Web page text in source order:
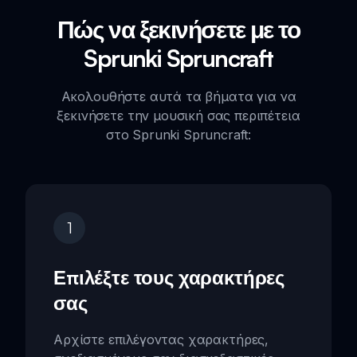
Πώς να ξεκινήσετε με το
Sprunki Spruncraft
Ακολουθήστε αυτά τα βήματα για να
ξεκινήσετε την μουσική σας περιπέτεια
στο Sprunki Spruncraft:
1
Επιλέξτε τους χαρακτήρες
σας
Αρχίστε επιλέγοντας χαρακτήρες,